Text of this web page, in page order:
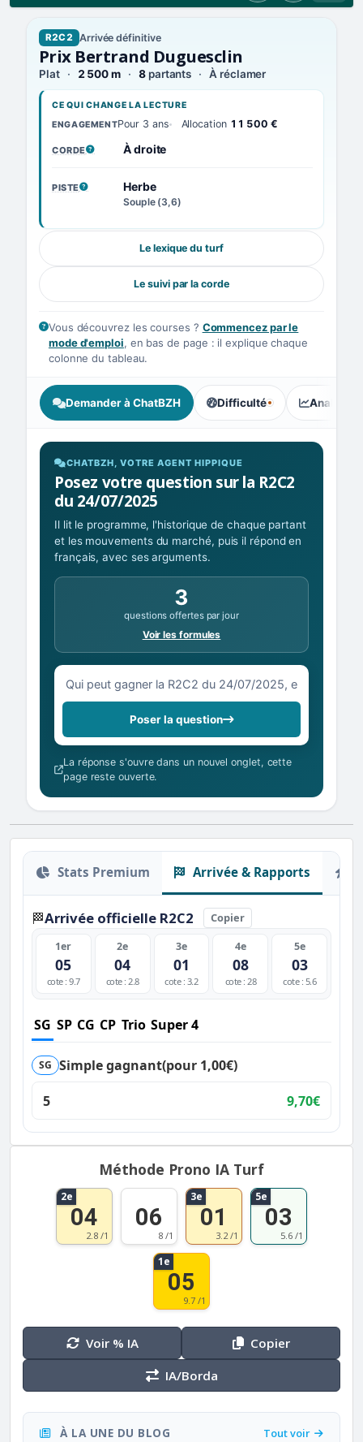
R2C2 Arrivée définitive
Prix Bertrand Duguesclin
Plat 2 500 m 8partants À réclamer
CE QUI CHANGE LA LECTURE
ENGAGEMENTPour 3 ans Allocation 11 500 €
CORDE
, VOIR LA DÉFINITION
À droite
PISTE
, VOIR LA DÉFINITION
Herbe
Souple (3,6)
Le lexique du turf
Le suivi par la corde
Vous découvrez les courses ? Commencez par le
mode d'emploi, en bas de page : il explique chaque
colonne du tableau.
Demander à ChatBZH Difficulté
, tendance des parieurs :
Analyse
CHATBZH, VOTRE AGENT HIPPIQUE
Posez votre question sur la R2C2
du 24/07/2025
Il lit le programme, l'historique de chaque partant
et les mouvements du marché, puis il répond en
français, avec ses arguments.
3
questions offertes par jour
Voir les formules
Votre question sur la R2C2 du 24/07/2025
Poser la question
La réponse s'ouvre dans un nouvel onglet, cette
page reste ouverte.
Stats Premium Arrivée & Rapports
🏁Arrivée officielle R2C2 Copier
1er
05
cote : 9.7
2e
04
cote : 2.8
3e
01
cote : 3.2
4e
08
cote : 28
5e
03
cote : 5.6
SG SP CG CP Trio Super 4
SG Simple gagnant(pour 1,00€)
5
9,70€
Méthode Prono IA Turf
2e
04
2.8 /1
06
8 /1
3e
01
3.2 /1
5e
03
5.6 /1
1e
05
9.7 /1
Voir % IA
Copier
IA/Borda
À LA UNE DU BLOG Tout voir